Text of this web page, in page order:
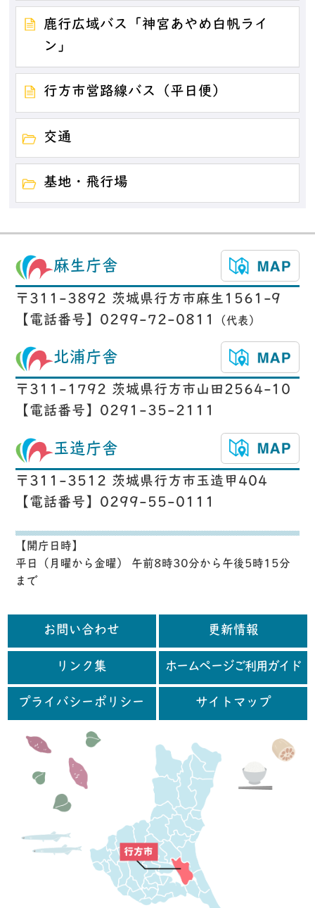
鹿行広域バス「神宮あやめ白帆ライ
ン」
行方市営路線バス（平日便）
交通
基地・飛行場
麻生庁舎
〒311-3892 茨城県行方市麻生1561-9
【電話番号】0299-72-0811
（代表）
北浦庁舎
〒311-1792 茨城県行方市山田2564-10
【電話番号】0291-35-2111
玉造庁舎
〒311-3512 茨城県行方市玉造甲404
【電話番号】0299-55-0111
【開庁日時】
平日（月曜から金曜） 午前8時30分から午後5時15分
まで
お問い合わせ 更新情報
リンク集 ホームページご利用ガイド
プライバシーポリシー サイトマップ